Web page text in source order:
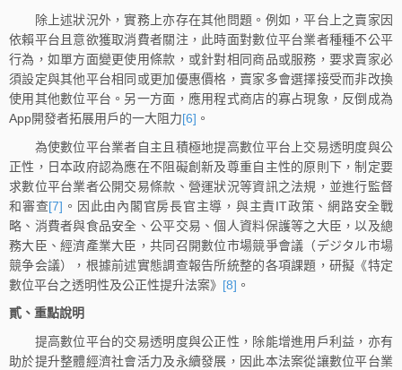
除上述狀況外，實務上亦存在其他問題。例如，平台上之賣家因
依賴平台且意欲獲取消費者關注，此時面對數位平台業者種種不公平
行為，如單方面變更使用條款，或針對相同商品或服務，要求賣家必
須設定與其他平台相同或更加優惠價格，賣家多會選擇接受而非改換
使用其他數位平台。另一方面，應用程式商店的寡占現象，反倒成為
App開發者拓展用戶的一大阻力[6] 。
為使數位平台業者自主且積極地提高數位平台上交易透明度與公
正性，日本政府認為應在不阻礙創新及尊重自主性的原則下，制定要
求數位平台業者公開交易條款、營運狀況等資訊之法規，並進行監督
和審查[7] 。因此由內閣官房長官主導，與主責IT政策、網路安全戰
略、消費者與食品安全、公平交易、個人資料保護等之大臣，以及總
務大臣、經濟產業大臣，共同召開數位市場競爭會議（デジタル市場
競争会議），根據前述實態調查報告所統整的各項課題，研擬《特定
數位平台之透明性及公正性提升法案》 [8] 。
貳、重點說明
提高數位平台的交易透明度與公正性，除能增進用戶利益，亦有
助於提升整體經濟社會活力及永續發展，因此本法案從讓數位平台業